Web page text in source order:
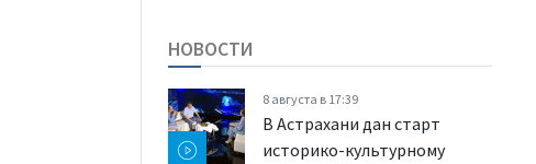
НОВОСТИ
8 августа в 17:39
В Астрахани дан старт
историко-культурному